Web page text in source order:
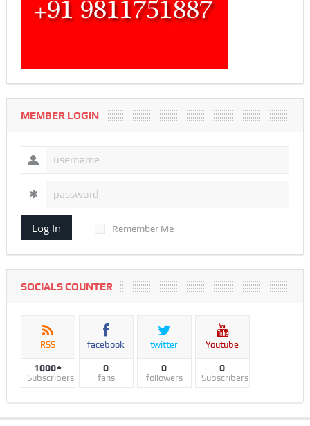
MEMBER LOGIN
Log In Remember Me
SOCIALS COUNTER
RSS
1000+
Subscribers
facebook
0
fans
twitter
0
followers
Youtube
0
Subscribers